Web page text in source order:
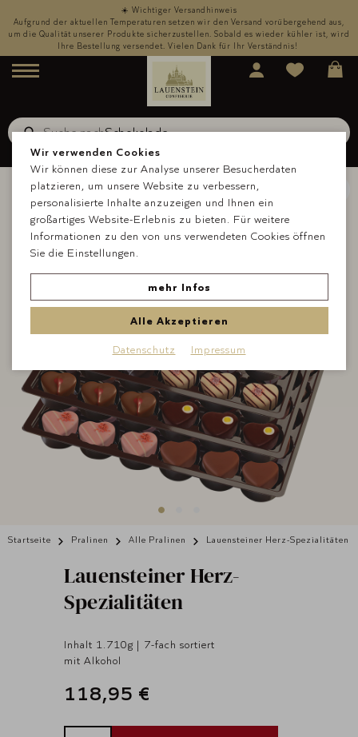
☀️ Wichtiger Versandhinweis
Aufgrund der aktuellen Temperaturen setzen wir den Versand vorübergehend aus,
um die Qualität unserer Produkte sicherzustellen. Sobald es wieder kühler ist, wird
Ihre Bestellung versendet. Vielen Dank für Ihr Verständnis!
Menü
Suche nachSchokolade
Startseite Pralinen Alle Pralinen Lauensteiner Herz-Spezialitäten
LauensteinerHerz-
Spezialitäten
Inhalt 1.710g | 7-fach sortiert
mit Alkohol
118,95 €
Wir verwenden Cookies
Wir können diese zur Analyse unserer Besucherdaten
platzieren, um unsere Website zu verbessern,
personalisierte Inhalte anzuzeigen und Ihnen ein
großartiges Website-Erlebnis zu bieten. Für weitere
Informationen zu den von uns verwendeten Cookies öffnen
Sie die Einstellungen.
mehr Infos
Alle Akzeptieren
Datenschutz Impressum